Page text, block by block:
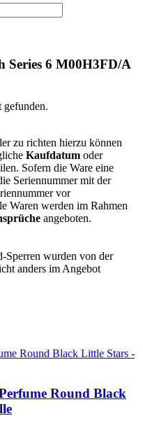
Series 6 M00H3FD/A
zu richten hierzu können
Kaufdatum oder
Sofern die Ware eine
Seriennummer mit der
vor
Waren werden im Rahmen
angeboten.
Sperren wurden von der
anders im Angebot
Round Black